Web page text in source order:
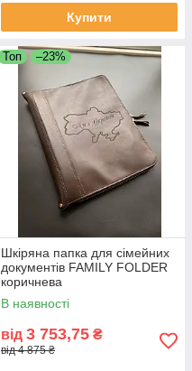
Купити
Топ –23%
Шкіряна папка для сімейних
документів FAMILY FOLDER
коричнева
В наявності
від 3 753,75 ₴
від 4 875 ₴